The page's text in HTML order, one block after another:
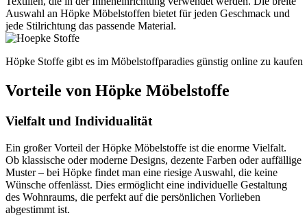
Auswahl an Höpke Möbelstoffen bietet für jeden Geschmack und
jede Stilrichtung das passende Material.
Höpke Stoffe gibt es im Möbelstoffparadies günstig online zu kaufen
Vorteile von Höpke Möbelstoffe
Vielfalt und Individualität
Ein großer Vorteil der Höpke Möbelstoffe ist die enorme Vielfalt.
Ob klassische oder moderne Designs, dezente Farben oder auffällige
Muster – bei Höpke findet man eine riesige Auswahl, die keine
Wünsche offenlässt. Dies ermöglicht eine individuelle Gestaltung
des Wohnraums, die perfekt auf die persönlichen Vorlieben
abgestimmt ist.